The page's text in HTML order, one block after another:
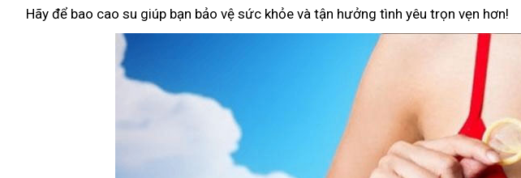
Hãy để bao cao su giúp bạn bảo vệ sức khỏe và tận hưởng tình yêu trọn vẹn hơn!